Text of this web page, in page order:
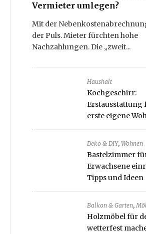
Vermieter umlegen?
Mit der
der Puls. Mieter fürchten hohe
Nachzahlungen. Die „zweit...
Haushalt
Kochgeschirr:
Erstausstattung
erste eigene
Deko & DIY, Wohnen
Bastelzimmer
Erwachsene
Tipps und Ideen
Balkon & Garten,
Holzmöbel für
wetterfest